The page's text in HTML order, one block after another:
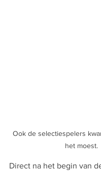
Ook de selectiespelers
het moest.
Direct na het begin van